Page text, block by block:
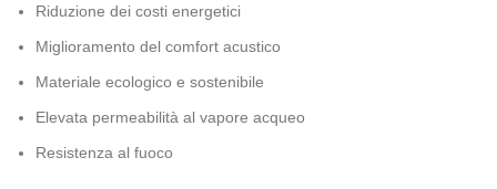
Riduzione dei costi energetici
Miglioramento del comfort acustico
Materiale ecologico e sostenibile
Elevata permeabilità al vapore acqueo
Resistenza al fuoco